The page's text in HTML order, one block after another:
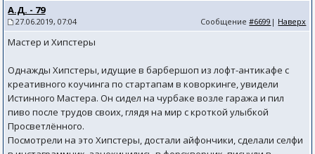
А.Д. - 79
27.06.2019, 07:04 Сообщение#6699 | Наверх
Мастер и Хипстеры
Однажды Хипстеры, идущие в барбершоп из лофт-антикафе с
креативного коучинга по стартапам в коворкинге, увидели
Истинного Мастера. Он сидел на чурбаке возле гаража и пил
пиво после трудов своих, глядя на мир с кроткой улыбкой
Просветлённого.
Посмотрели на это Хипстеры, достали айфончики, сделали селфи